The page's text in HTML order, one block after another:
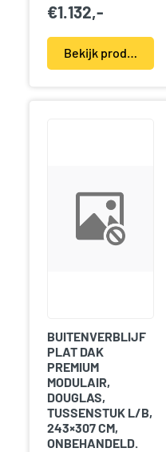
€1.132,-
Bekijk product(en)
BUITENVERBLIJF
PLAT DAK
PREMIUM
MODULAIR,
DOUGLAS,
TUSSENSTUK L/B,
243×307 CM,
ONBEHANDELD.